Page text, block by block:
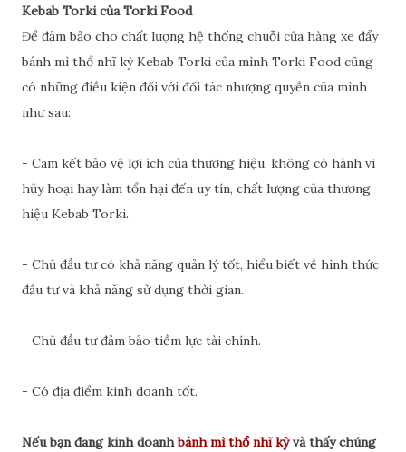
Kebab Torki của Torki Food
Để đảm bảo cho chất lượng hệ thống chuỗi cửa hàng xe đẩy
bánh mì thổ nhĩ kỳ Kebab Torki của mình Torki Food cũng
có những điều kiện đối với đối tác nhượng quyền của mình
như sau:
- Cam kết bảo vệ lợi ích của thương hiệu, không có hành vi
hủy hoại hay làm tổn hại đến uy tín, chất lượng của thương
hiệu Kebab Torki.
- Chủ đầu tư có khả năng quản lý tốt, hiểu biết về hình thức
đầu tư và khả năng sử dụng thời gian.
- Chủ đầu tư đảm bảo tiềm lực tài chính.
- Có địa điểm kinh doanh tốt.
Nếu bạn đang kinh doanhbánh mì thổ nhĩ kỳvà thấy chúng